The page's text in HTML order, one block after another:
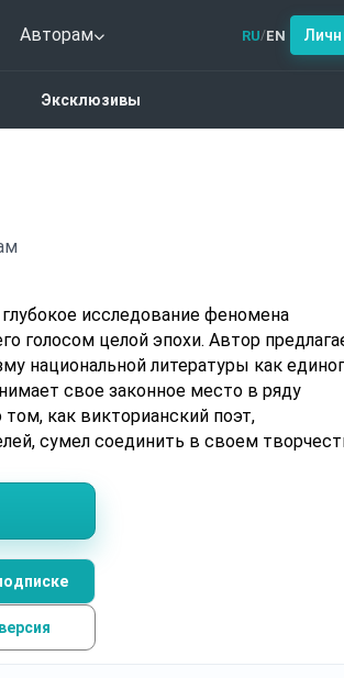
Авторам RU/EN
Эксклюзивы
исследование феномена
голосом целой эпохи. Автор
национальной литературы как
свое законное место в ряду
как викторианский поэт,
сумел соединить в своем
Это увлекательное путешествие в
в неожиданный диалог, а личность
литературной галереи.